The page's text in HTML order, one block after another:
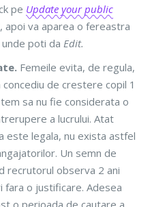
pe Update your public
apoi va aparea o fereastra
unde poti daEdit.
Femeile evita, de regula,
de crestere copil 1
sa nu fie considerata o
a lucrului. Atat
este legala, nu exista astfel
Un semn de
recrutorul observa 2 ani
o justificare. Adesea